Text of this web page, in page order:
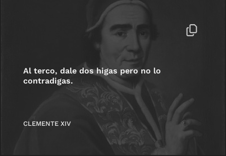
Al terco, dale dos higas pero no lo
contradigas.
CLEMENTE XIV